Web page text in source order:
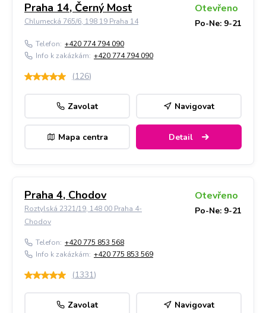
Praha 14, Černý Most
Chlumecká 765/6, 198 19 Praha 14
Otevřeno
Po-Ne: 9-21
Telefon: +420 774 794 090
Info k zakázkám: +420 774 794 090
(126)
Zavolat Navigovat
Mapa centra Detail
Praha 4, Chodov
Roztylská 2321/19, 148 00 Praha 4-
Chodov
Otevřeno
Po-Ne: 9-21
Telefon: +420 775 853 568
Info k zakázkám: +420 775 853 569
(1331)
Zavolat Navigovat